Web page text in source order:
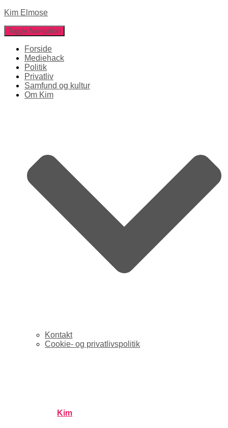
Kim Elmose
Toggle Navigation
Forside
Mediehack
Politik
Privatliv
Samfund og kultur
Om Kim
Kontakt
Cookie- og privatlivspolitik
Kim